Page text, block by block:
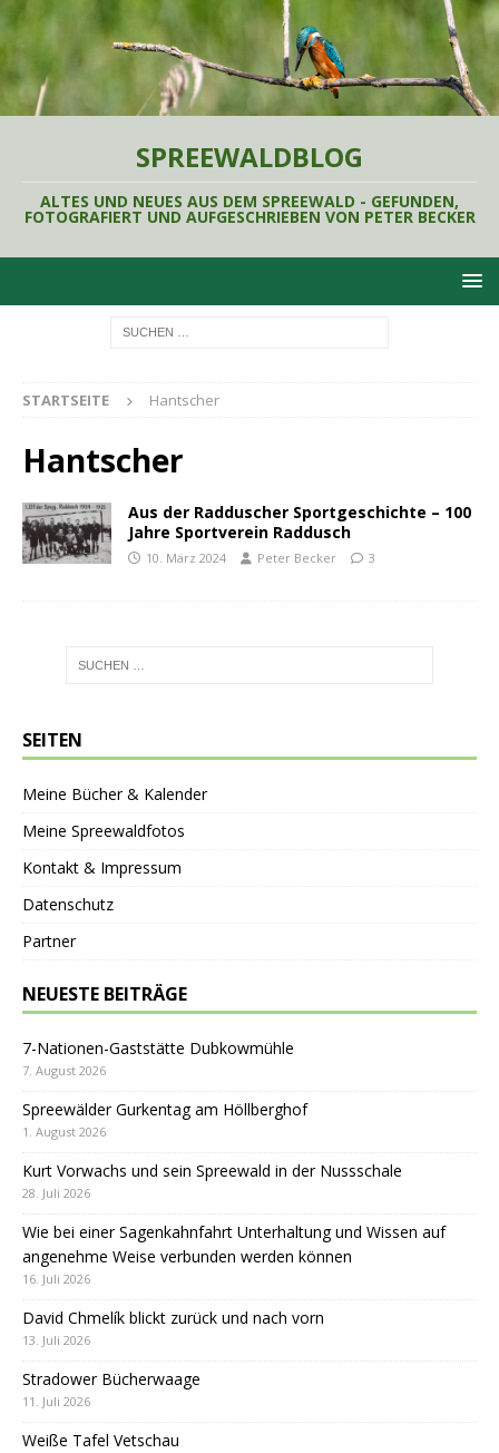
SPREEWALDBLOG
ALTES UND NEUES AUS DEM SPREEWALD - GEFUNDEN,
FOTOGRAFIERT UND AUFGESCHRIEBEN VON PETER BECKER
STARTSEITE Hantscher
Hantscher
Aus der Radduscher Sportgeschichte – 100
Jahre Sportverein Raddusch
10. März 2024 Peter Becker 3
SEITEN
Meine Bücher & Kalender
Meine Spreewaldfotos
Kontakt & Impressum
Datenschutz
Partner
NEUESTE BEITRÄGE
7-Nationen-Gaststätte Dubkowmühle
7. August 2026
Spreewälder Gurkentag am Höllberghof
1. August 2026
Kurt Vorwachs und sein Spreewald in der Nussschale
28. Juli 2026
Wie bei einer Sagenkahnfahrt Unterhaltung und Wissen auf
angenehme Weise verbunden werden können
16. Juli 2026
David Chmelík blickt zurück und nach vorn
13. Juli 2026
Stradower Bücherwaage
11. Juli 2026
Weiße Tafel Vetschau